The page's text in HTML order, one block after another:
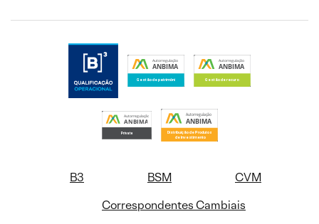
B3 BSM
CVM
Correspondentes Cambiais